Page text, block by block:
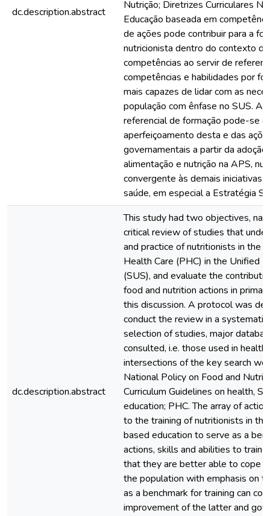
dc.description.abstract
Nutrição; Diretrizes Curriculares
Educação baseada em
de ações pode contribuir para a
nutricionista dentro do contexto
competências ao servir de
competências e habilidades por
mais capazes de lidar com as
população com ênfase no SUS.
referencial de formação pode-se
aperfeiçoamento desta e das
governamentais a partir da
alimentação e nutrição na APS,
convergente às demais iniciativas
saúde, em especial a Estratégia
dc.description.abstract
This study had two objectives,
critical review of studies that
and practice of nutritionists in the
Health Care (PHC) in the Unified
(SUS), and evaluate the
food and nutrition actions in
this discussion. A protocol was
conduct the review in a
selection of studies, major
consulted, i.e. those used in health
intersections of the key search
National Policy on Food and
Curriculum Guidelines on health,
education; PHC. The array of
to the training of nutritionists in
based education to serve as a
actions, skills and abilities to train
that they are better able to cope
the population with emphasis on
as a benchmark for training can
improvement of the latter and